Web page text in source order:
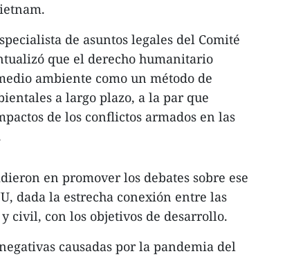
de asuntos legales del Comité
que el derecho humanitario
ambiente como un método de
a largo plazo, a la par que
de los conflictos armados en las
en promover los debates sobre ese
dada la estrecha conexión entre las
civil, con los objetivos de desarrollo.
causadas por la pandemia del